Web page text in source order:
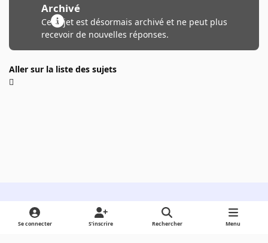
Archivé
Ce sujet est désormais archivé et ne peut plus
recevoir de nouvelles réponses.
Aller sur la liste des sujets
Light ModeDark ModeSystem Preference
Se connecter S’inscrire Rechercher Menu